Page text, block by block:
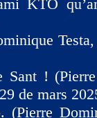
KTO
Sant !
de mars
(Pierre